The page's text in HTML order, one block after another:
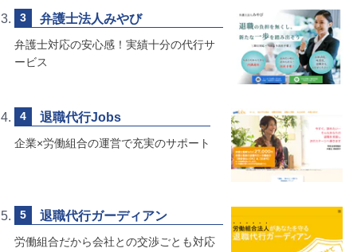
弁護士法人みやび
弁護士対応の安心感！実績十分の代行サ
ービス
退職代行Jobs
企業×労働組合の運営で充実のサポート
退職代行ガーディアン
労働組合だから会社との交渉ごとも対応